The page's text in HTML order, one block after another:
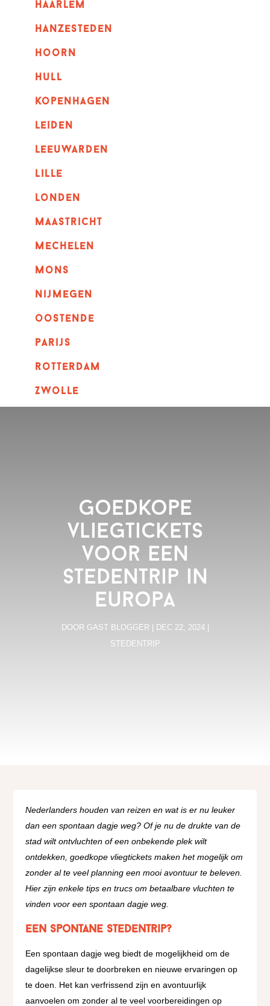
haarlem
hanzesteden
hoorn
hull
kopenhagen
leiden
leeuwarden
lille
londen
maastricht
mechelen
mons
nijmegen
oostende
parijs
rotterdam
Zwolle
Goedkope
vliegtickets
voor een
stedentrip in
Europa
DOOR GAST BLOGGER DEC 22, 2024|
STEDENTRIP
Nederlanders houden van reizen en wat is er nu leuker
dan een spontaan dagje weg? Of je nu de drukte van de
stad wilt ontvluchten of een onbekende plek wilt
ontdekken, goedkope vliegtickets maken het mogelijk om
zonder al te veel planning een mooi avontuur te beleven.
Hier zijn enkele tips en trucs om betaalbare vluchten te
vinden voor een spontaan dagje weg.
een spontane Stedentrip?
Een spontaan dagje weg biedt de mogelijkheid om de
dagelijkse sleur te doorbreken en nieuwe ervaringen op
te doen. Het kan verfrissend zijn en avontuurlijk
aanvoelen om zonder al te veel voorbereidingen op